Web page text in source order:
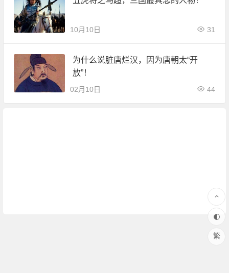
10月10日 31
为什么说脏唐烂汉，因为唐朝太“开
放”！
02月10日 44
繁